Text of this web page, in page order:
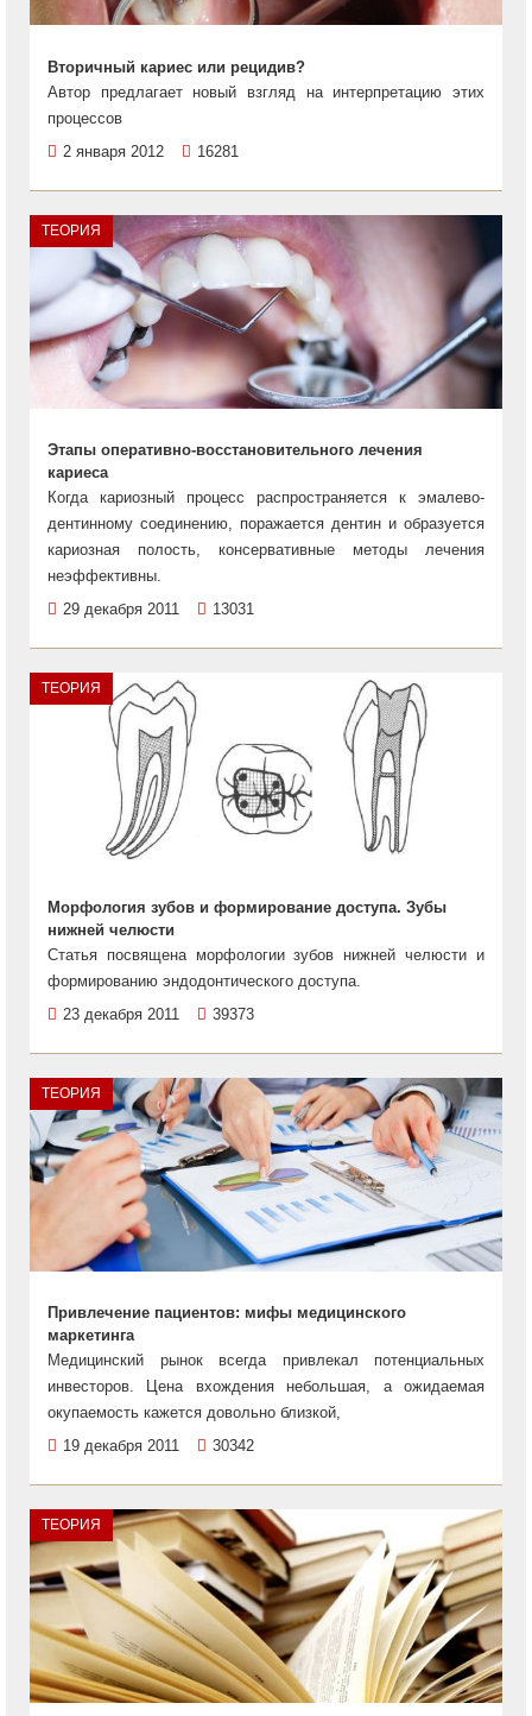
Вторичный кариес или рецидив?
Автор предлагает новый взгляд на интерпретацию этих
процессов
2 января 2012
16281
ТЕОРИЯ
Этапы оперативно-восстановительного лечения
кариеса
Когда кариозный процесс распространяется к эмалево-
дентинному соединению, поражается дентин и образуется
кариозная полость, консервативные методы лечения
неэффективны.
29 декабря 2011
13031
ТЕОРИЯ
Морфология зубов и формирование доступа. Зубы
нижней челюсти
Статья посвящена морфологии зубов нижней челюсти и
формированию эндодонтического доступа.
23 декабря 2011
39373
ТЕОРИЯ
Привлечение пациентов: мифы медицинского
маркетинга
Медицинский рынок всегда привлекал потенциальных
инвесторов. Цена вхождения небольшая, а ожидаемая
окупаемость кажется довольно близкой,
19 декабря 2011
30342
ТЕОРИЯ